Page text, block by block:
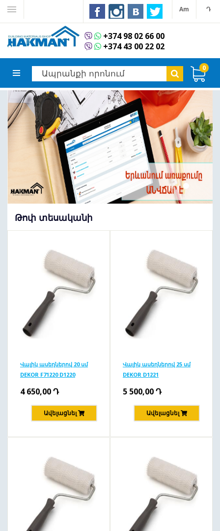
Am Դ
+374 98 02 66 00
+374 43 00 22 02
0
Թոփ տեսականի
Վալիկ ասեղներով 20 սմ
DEKOR F71220 D1220
4 650,00Դ
Ավելացնել
Վալիկ ասեղներով 25 սմ
DEKOR D1221
5 500,00Դ
Ավելացնել